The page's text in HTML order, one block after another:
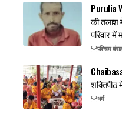
Purulia
की तलाश
परिवार में
पश्चिम
शक्तिपीठ
धर्म